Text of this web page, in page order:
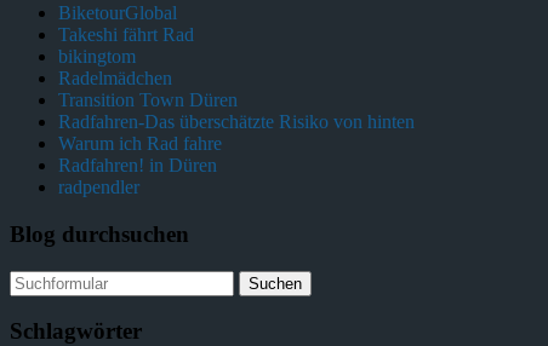
BiketourGlobal
Takeshi fährt Rad
bikingtom
Radelmädchen
Transition Town Düren
Radfahren-Das überschätzte Risiko von hinten
Warum ich Rad fahre
Radfahren! in Düren
radpendler
Blog durchsuchen
Schlagwörter